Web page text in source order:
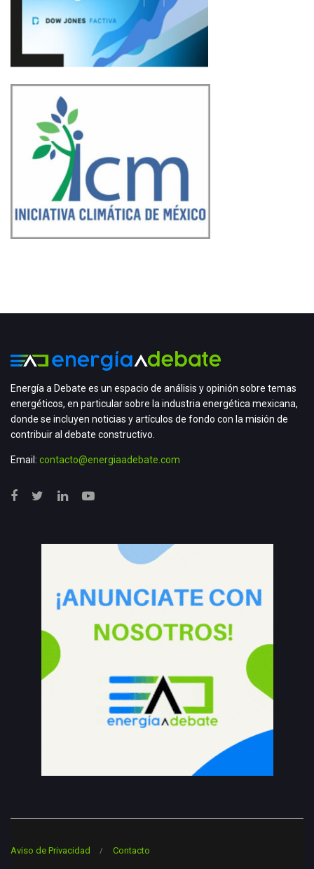
Energía a Debate es un espacio de análisis y opinión sobre temas
energéticos, en particular sobre la industria energética mexicana,
donde se incluyen noticias y artículos de fondo con la misión de
contribuir al debate constructivo.
Email: contacto@energiaadebate.com
Aviso de Privacidad Contacto